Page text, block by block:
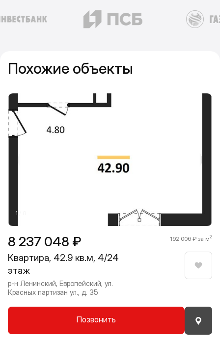
Похожие объекты
8 237 048 ₽ 192 006 ₽ за м2
Квартира, 42.9 кв.м, 4/24
этаж
р-н Ленинский, Европейский, ул.
Красных партизан ул., д. 35
Позвонить
1 / 8